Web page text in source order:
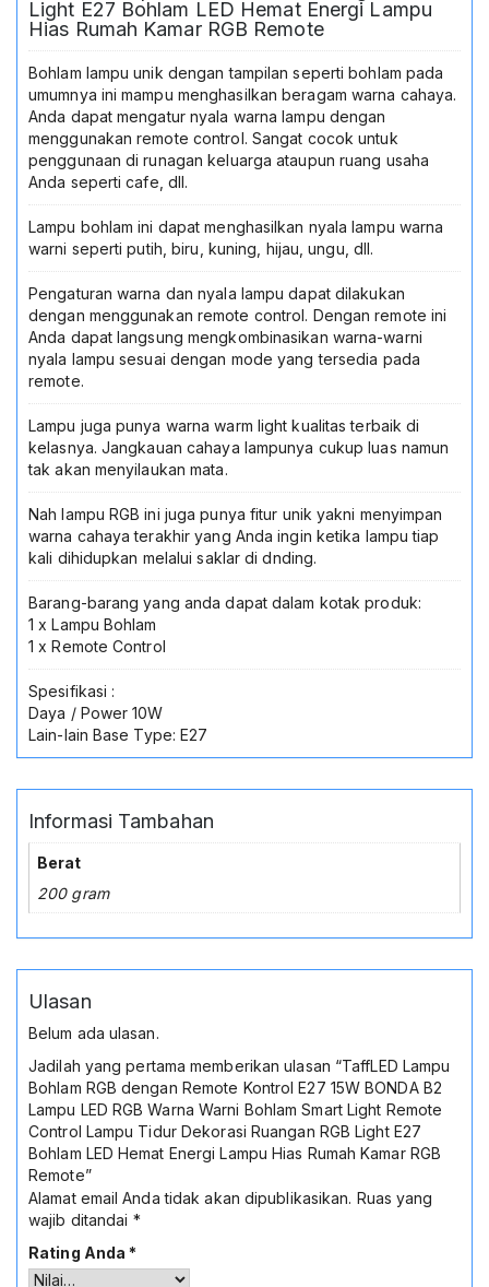
Light
E27
Bohlam
LED
Hemat
Energi
Lampu
Hias
Rumah
Kamar
RGB
Remote
Light E27 Bohlam LED Hemat Energi Lampu
Hias Rumah Kamar RGB Remote
Bohlam lampu unik dengan tampilan seperti bohlam pada
umumnya ini mampu menghasilkan beragam warna cahaya.
Anda dapat mengatur nyala warna lampu dengan
menggunakan remote control. Sangat cocok untuk
penggunaan di runagan keluarga ataupun ruang usaha
Anda seperti cafe, dll.
Lampu bohlam ini dapat menghasilkan nyala lampu warna
warni seperti putih, biru, kuning, hijau, ungu, dll.
Pengaturan warna dan nyala lampu dapat dilakukan
dengan menggunakan remote control. Dengan remote ini
Anda dapat langsung mengkombinasikan warna-warni
nyala lampu sesuai dengan mode yang tersedia pada
remote.
Lampu juga punya warna warm light kualitas terbaik di
kelasnya. Jangkauan cahaya lampunya cukup luas namun
tak akan menyilaukan mata.
Nah lampu RGB ini juga punya fitur unik yakni menyimpan
warna cahaya terakhir yang Anda ingin ketika lampu tiap
kali dihidupkan melalui saklar di dnding.
Barang-barang yang anda dapat dalam kotak produk:
1 x Lampu Bohlam
1 x Remote Control
Spesifikasi :
Daya / Power 10W
Lain-lain Base Type: E27
Informasi Tambahan
Berat
200 gram
Ulasan
Belum ada ulasan.
Jadilah yang pertama memberikan ulasan “TaffLED Lampu
Bohlam RGB dengan Remote Kontrol E27 15W BONDA B2
Lampu LED RGB Warna Warni Bohlam Smart Light Remote
Control Lampu Tidur Dekorasi Ruangan RGB Light E27
Bohlam LED Hemat Energi Lampu Hias Rumah Kamar RGB
Remote”
Alamat email Anda tidak akan dipublikasikan. Ruas yang
wajib ditandai *
Rating Anda*